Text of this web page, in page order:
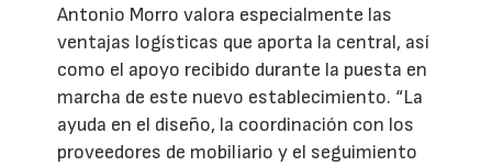
Antonio Morro valora especialmente las
ventajas logísticas que aporta la central, así
como el apoyo recibido durante la puesta en
marcha de este nuevo establecimiento. “La
ayuda en el diseño, la coordinación con los
proveedores de mobiliario y el seguimiento